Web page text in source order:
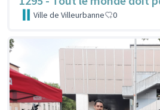
Ville de Villeurbanne 0